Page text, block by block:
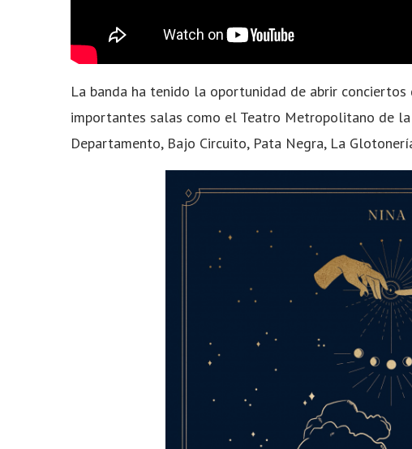
La banda ha tenido la oportunidad de abrir conciertos
importantes salas como el Teatro Metropolitano de la
Departamento, Bajo Circuito, Pata Negra, La